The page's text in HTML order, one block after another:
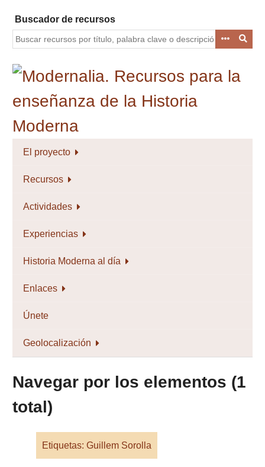
contenido
principal
Buscador de recursos
El proyecto
Recursos
Actividades
Experiencias
Historia Moderna al día
Enlaces
Únete
Geolocalización
Navegar por los elementos (1
total)
Etiquetas: Guillem Sorolla